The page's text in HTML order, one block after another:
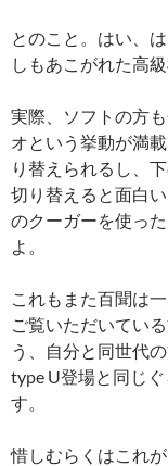
とのこと。はい、
しもあこがれた高
実際、ソフトの方
オという挙動が満
り替えられるし、
切り替えると面白
のクーガーを使っ
よ。
これもまた百聞は
ご覧いただいてい
う、自分と同世代
type U登場と同じ
す。
惜しむらくはこれ